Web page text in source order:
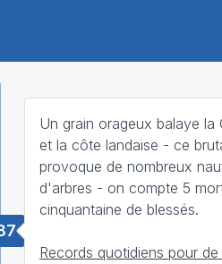
Un grain orageux balaye la
et la côte landaise - ce
provoque de nombreux
d'arbres - on compte 5
cinquantaine de blessés.
Records quotidiens pour